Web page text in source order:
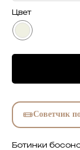
Цвет
Советчик
Ботинки